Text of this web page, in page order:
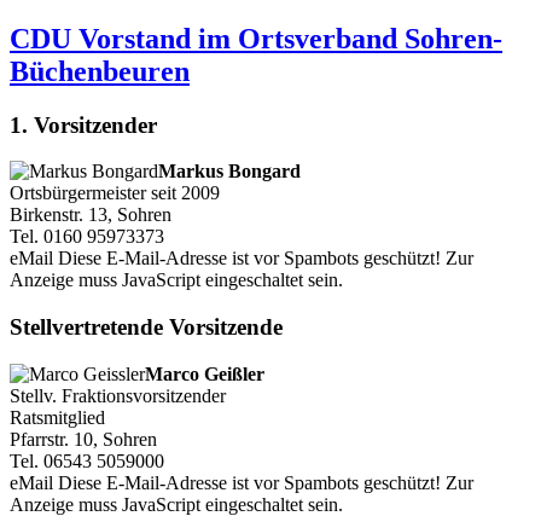
CDU Vorstand im Ortsverband Sohren-
Büchenbeuren
1. Vorsitzender
Markus Bongard
Ortsbürgermeister seit 2009
Birkenstr. 13, Sohren
Tel. 0160 95973373
eMail Diese E-Mail-Adresse ist vor Spambots geschützt! Zur
Anzeige muss JavaScript eingeschaltet sein.
Stellvertretende Vorsitzende
Marco Geißler
Stellv. Fraktionsvorsitzender
Ratsmitglied
Pfarrstr. 10, Sohren
Tel. 06543 5059000
eMail Diese E-Mail-Adresse ist vor Spambots geschützt! Zur
Anzeige muss JavaScript eingeschaltet sein.